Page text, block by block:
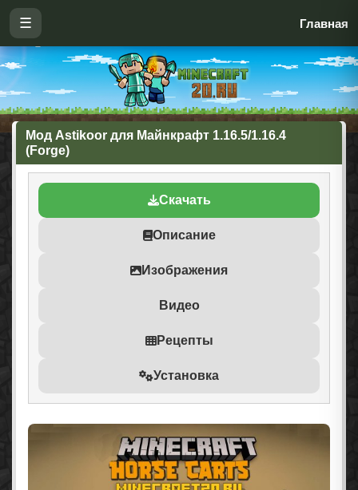
☰ Главная
Мод Astikoor для Майнкрафт 1.16.5/1.16.4
(Forge)
Скачать
Описание
Изображения
Видео
Рецепты
Установка